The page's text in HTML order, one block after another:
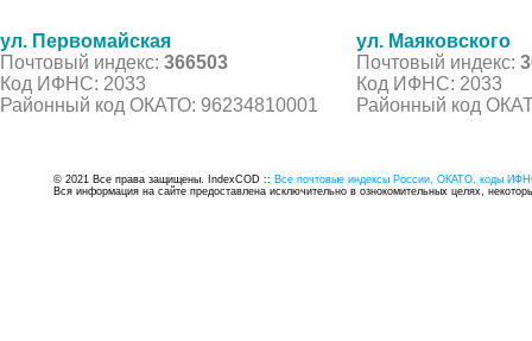
ул. Первомайская
Почтовый индекс: 366503
Код ИФНС: 2033
Районный код ОКАТО: 96234810001
ул. Маяковского
Почтовый индекс:
Код ИФНС: 2033
Районный код
© 2021 Все права защищены. IndexCOD :: Все почтовые индексы России, ОКАТО, коды
Вся информация на сайте предоставлена исключительно в ознокомительных целях,